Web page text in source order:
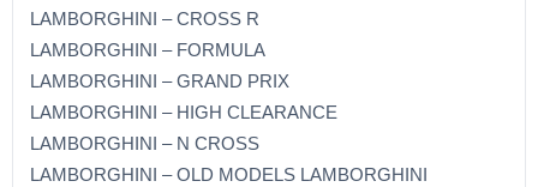
LAMBORGHINI – CROSS R
LAMBORGHINI – FORMULA
LAMBORGHINI – GRAND PRIX
LAMBORGHINI – HIGH CLEARANCE
LAMBORGHINI – N CROSS
LAMBORGHINI – OLD MODELS LAMBORGHINI